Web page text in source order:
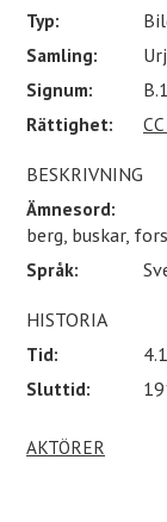
Typ:
Samling:
Signum:
Rättighet:
BESKRIVNING
Ämnesord:
berg, buskar,
Språk:
HISTORIA
Tid:
Sluttid:
AKTÖRER